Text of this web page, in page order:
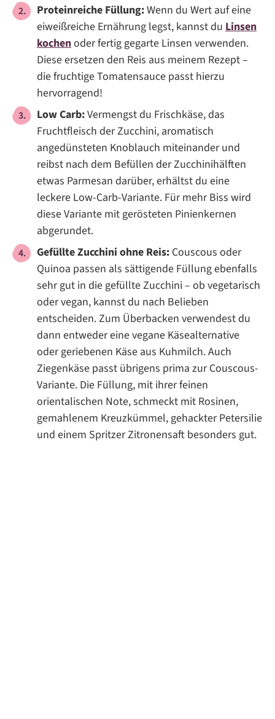
Proteinreiche Füllung:Wenn du Wert auf eine
eiweißreiche Ernährung legst, kannst du Linsen
kochenoder fertig gegarte Linsen verwenden.
Diese ersetzen den Reis aus meinem Rezept –
die fruchtige Tomatensauce passt hierzu
hervorragend!
Low Carb:Vermengst du Frischkäse, das
Fruchtfleisch der Zucchini, aromatisch
angedünsteten Knoblauch miteinander und
reibst nach dem Befüllen der Zucchinihälften
etwas Parmesan darüber, erhältst du eine
leckere Low-Carb-Variante. Für mehr Biss wird
diese Variante mit gerösteten Pinienkernen
abgerundet.
Gefüllte Zucchini ohne Reis: Couscous oder
Quinoa passen als sättigende Füllung ebenfalls
sehr gut in die gefüllte Zucchini – ob vegetarisch
oder vegan, kannst du nach Belieben
entscheiden. Zum Überbacken verwendest du
dann entweder eine vegane Käsealternative
oder geriebenen Käse aus Kuhmilch. Auch
Ziegenkäse passt übrigens prima zur Couscous-
Variante. Die Füllung, mit ihrer feinen
orientalischen Note, schmeckt mit Rosinen,
gemahlenem Kreuzkümmel, gehackter Petersilie
und einem Spritzer Zitronensaft besonders gut.